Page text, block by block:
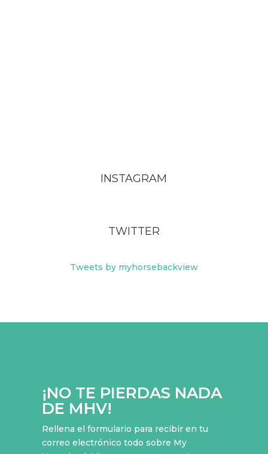
INSTAGRAM
TWITTER
Tweets by myhorsebackview
¡NO TE PIERDAS NADA
DE MHV!
Rellena el formulario para recibir en tu
correo electrónico todo sobre My